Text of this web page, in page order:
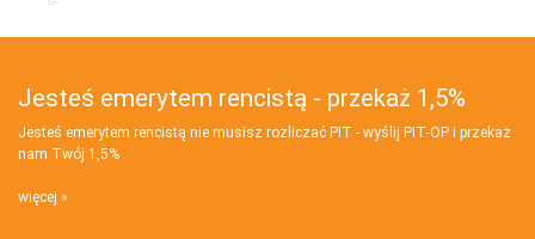
Jesteś emerytem rencistą - przekaż 1,5%
Jesteś emerytem rencistą nie musisz rozliczać PIT - wyślij PIT‑OP i przekaż
nam Twój 1,5%
więcej